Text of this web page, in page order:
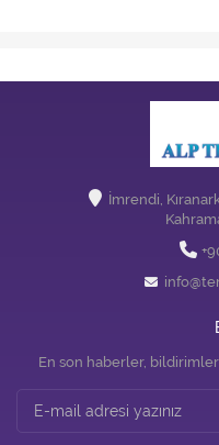
İmrendi,
En son haberler,